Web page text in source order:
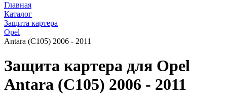
Главная
Каталог
Защита картера
Opel
Antara (C105) 2006 - 2011
Защита картера для Opel
Antara (C105) 2006 - 2011